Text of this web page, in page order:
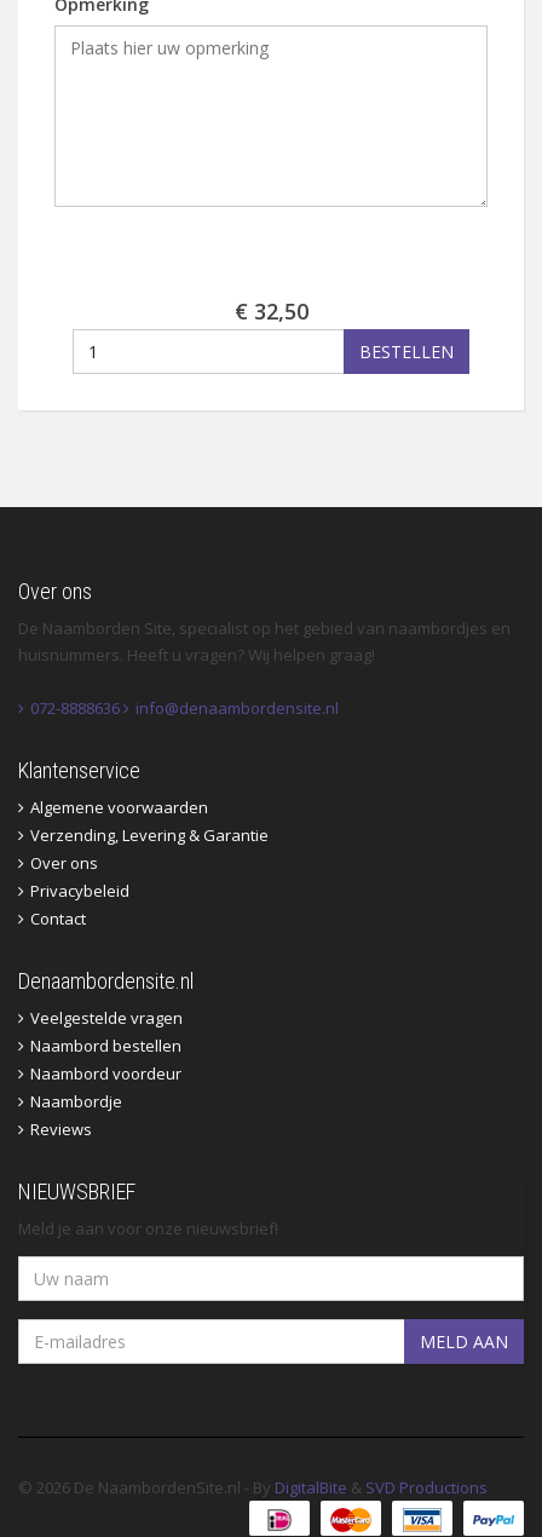
€ 32,50
BESTELLEN
Over ons
De Naamborden Site, specialist op het gebied van naambordjes en
huisnummers. Heeft u vragen? Wij helpen graag!
072-8888636 info@denaambordensite.nl
Klantenservice
Algemene voorwaarden
Verzending, Levering & Garantie
Over ons
Privacybeleid
Contact
Denaambordensite.nl
Veelgestelde vragen
Naambord bestellen
Naambord voordeur
Naambordje
Reviews
NIEUWSBRIEF
Meld je aan voor onze nieuwsbrief!
MELD AAN
© 2026 De NaambordenSite.nl - By DigitalBite & SVD Productions